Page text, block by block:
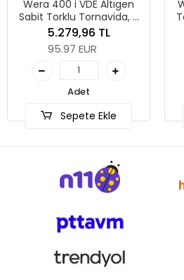
Wera 300 IP Sabit Torklu
Tornavida TORX PLUS®, 7
IP x 0.9 Nm
2.922,12 TL
53.11 EUR
Sepete Ekle